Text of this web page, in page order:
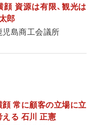
顔 資源は有限、観光は
郎
島商工会議所
顔 常に顧客の立場に立
える 石川 正憲